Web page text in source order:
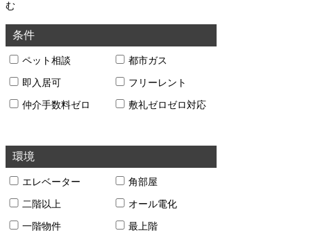
む
条件
ペット相談 都市ガス
即入居可 フリーレント
仲介手数料ゼロ 敷礼ゼロゼロ対応
環境
エレベーター 角部屋
二階以上 オール電化
一階物件 最上階